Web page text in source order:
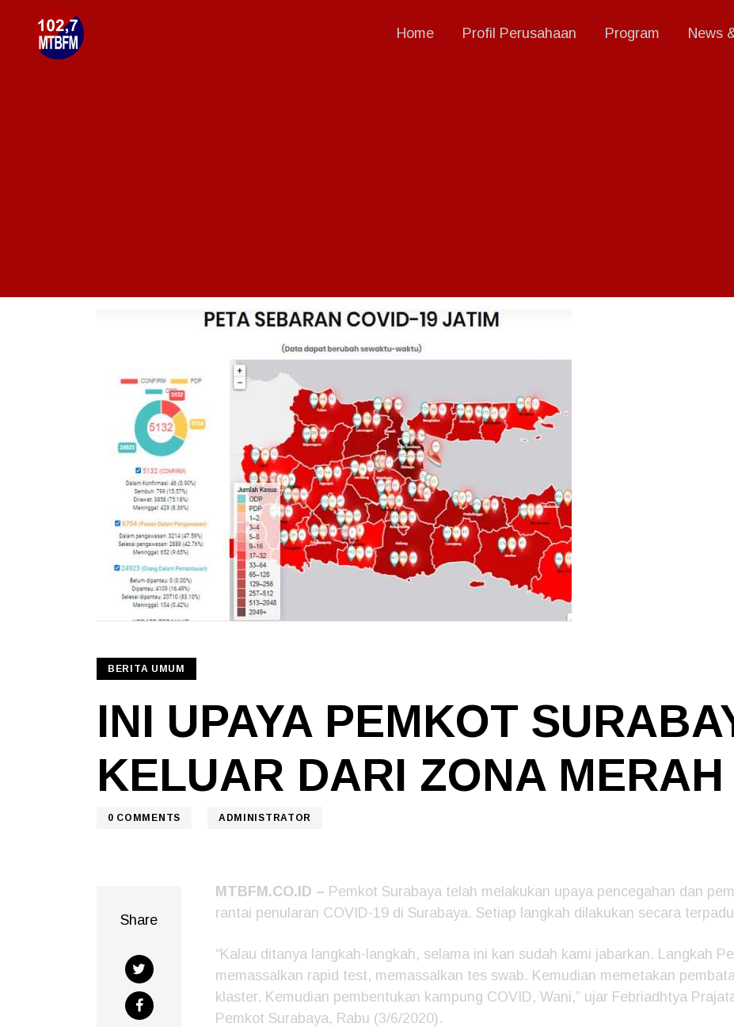
Home Profil Perusahaan Program News
BERITA UMUM
INI UPAYA PEMKOT
KELUAR DARI ZONA
0 COMMENTS ADMINISTRATOR
Share
MTBFM.CO.ID – Pemkot Surabaya telah melakukan upaya pencegahan dan
rantai penularan COVID-19 di Surabaya. Setiap langkah dilakukan secara
“Kalau ditanya langkah-langkah, selama ini kan sudah kami jabarkan. Langkah
memassalkan rapid test, memassalkan tes swab. Kemudian memetakan
klaster. Kemudian pembentukan kampung COVID, Wani,” ujar Febriadhtya
Pemkot Surabaya, Rabu (3/6/2020).